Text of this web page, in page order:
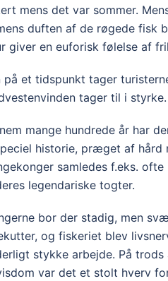
mens det var sommer.
duften af de røgede fisk
giver en euforisk følelse af
på et tidspunkt tager
tager til i
mange hundrede år har
historie, præget af hård
samledes f.eks.
legendariske togter.
bor der stadig, men
og fiskeriet blev
stykke arbejde. På
var det et stolt hverv